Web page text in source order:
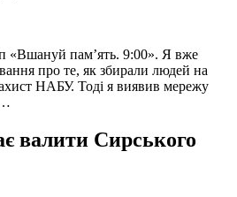
«Вшануй пам’ять. 9:00». Я вже
про те, як збирали людей на
НАБУ. Тоді я виявив мережу
валити Сирського